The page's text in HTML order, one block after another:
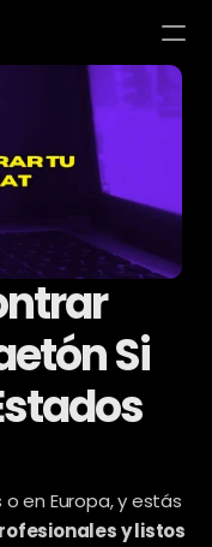
Si
en Europa, y estás
y listos